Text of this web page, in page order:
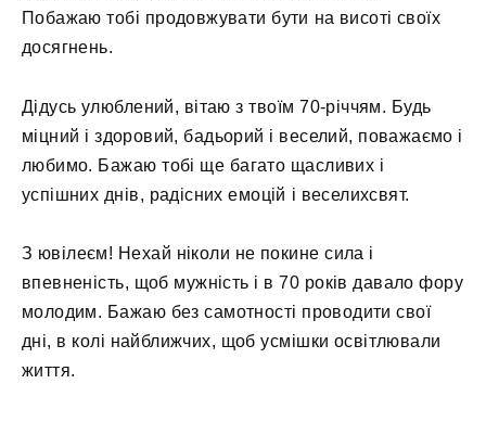
Побажаю тобі продовжувати бути на висоті своїх
досягнень.
Дідусь улюблений, вітаю з твоїм 70-річчям. Будь
міцний і здоровий, бадьорий і веселий, поважаємо і
любимо. Бажаю тобі ще багато щасливих і
успішних днів, радісних емоцій і веселихсвят.
З ювілеєм! Нехай ніколи не покине сила і
впевненість, щоб мужність і в 70 років давало фору
молодим. Бажаю без самотності проводити свої
дні, в колі найближчих, щоб усмішки освітлювали
життя.